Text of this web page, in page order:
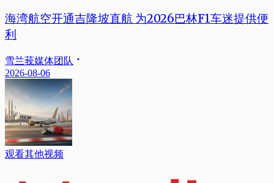
海湾航空开通吉隆坡直航 为2026巴林F1车迷提供便
利
雪兰莪媒体团队
2026-08-06
观看其他视频